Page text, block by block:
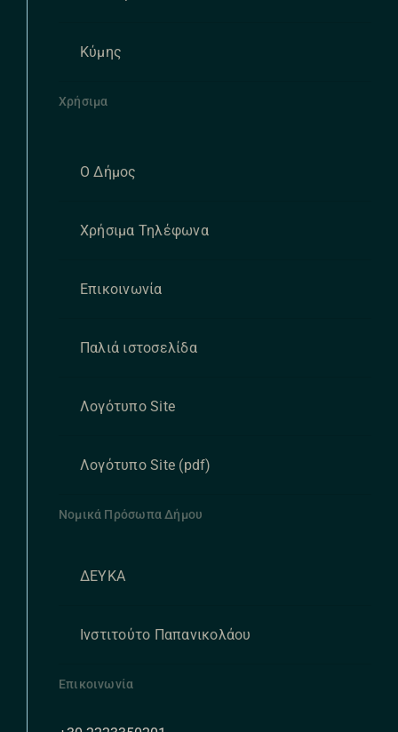
Κύμης
Χρήσιμα
Ο Δήμος
Χρήσιμα Τηλέφωνα
Επικοινωνία
Παλιά ιστοσελίδα
Λογότυπο Site
Λογότυπο Site (pdf)
Νομικά Πρόσωπα Δήμου
ΔΕΥΚΑ
Ινστιτούτο Παπανικολάου
Επικοινωνία